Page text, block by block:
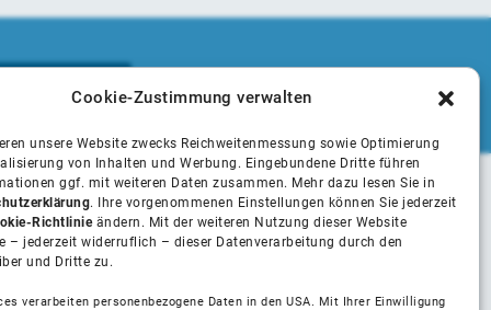
Cookie-Zustimmung verwalten
unsere Website zwecks Reichweitenmessung sowie Optimierung
von Inhalten und Werbung. Eingebundene Dritte führen
ggf. mit weiteren Daten zusammen. Mehr dazu lesen Sie in
. Ihre vorgenommenen Einstellungen können Sie jederzeit
Richtlinieändern. Mit der weiteren Nutzung dieser Website
– jederzeit widerruflich – dieser Datenverarbeitung durch den
und Dritte zu.
verarbeiten personenbezogene Daten in den USA. Mit Ihrer Einwilligung
Unsere Partner